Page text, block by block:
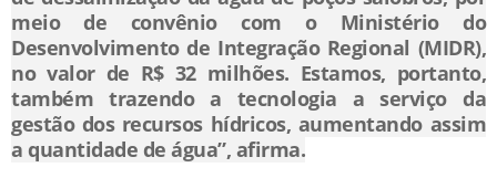
meio de convênio com o Ministério do
Desenvolvimento de Integração Regional (MIDR),
no valor de R$ 32 milhões. Estamos, portanto,
também trazendo a tecnologia a serviço da
gestão dos recursos hídricos, aumentando assim
a quantidade de água”, afirma.